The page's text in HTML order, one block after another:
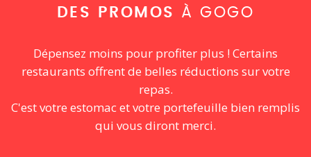
DES PROMOS À GOGO
Dépensez moins pour profiter plus ! Certains
restaurants offrent de belles réductions sur votre
repas.
C'est votre estomac et votre portefeuille bien remplis
qui vous diront merci.